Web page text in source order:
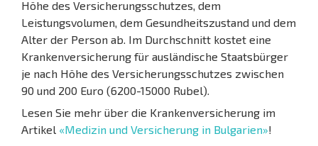
Höhe des Versicherungsschutzes, dem
Leistungsvolumen, dem Gesundheitszustand und dem
Alter der Person ab. Im Durchschnitt kostet eine
Krankenversicherung für ausländische Staatsbürger
je nach Höhe des Versicherungsschutzes zwischen
90 und 200 Euro (6200-15000 Rubel).
Lesen Sie mehr über die Krankenversicherung im
Artikel «Medizin und Versicherung in Bulgarien»!